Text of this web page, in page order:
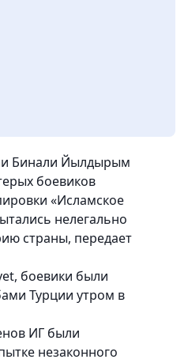
Бинали Йылдырым
боевиков
«Исламское
нелегально
страны, передает
боевики были
Турции утром в
ИГ были
незаконного